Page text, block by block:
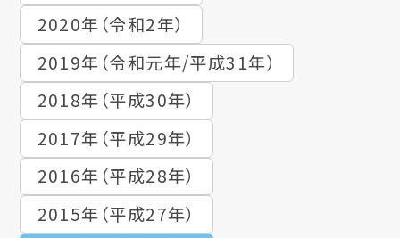
2020年（令和2年）
2019年（令和元年/平成31年）
2018年（平成30年）
2017年（平成29年）
2016年（平成28年）
2015年（平成27年）